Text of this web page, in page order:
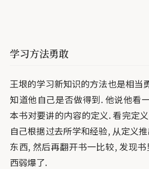
学习方法勇敢
王垠的学习新知识的方法也是相当
知道他自己是否做得到. 他说他看
本书对要讲的内容的定义. 看完定
自己根据过去所学和经验, 从定义
东西, 然后再翻开书一比较, 发现
西弱爆了.